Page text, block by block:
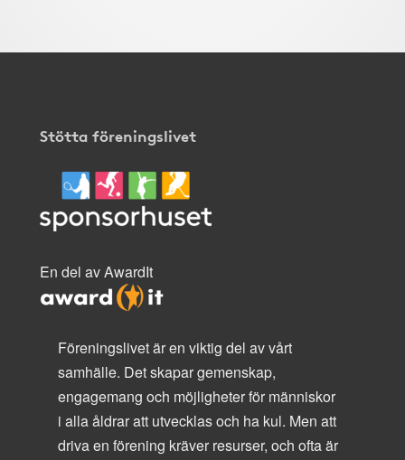
Stötta föreningslivet
En del av AwardIt
Föreningslivet är en viktig del av vårt
samhälle. Det skapar gemenskap,
engagemang och möjligheter för människor
i alla åldrar att utvecklas och ha kul. Men att
driva en förening kräver resurser, och ofta är